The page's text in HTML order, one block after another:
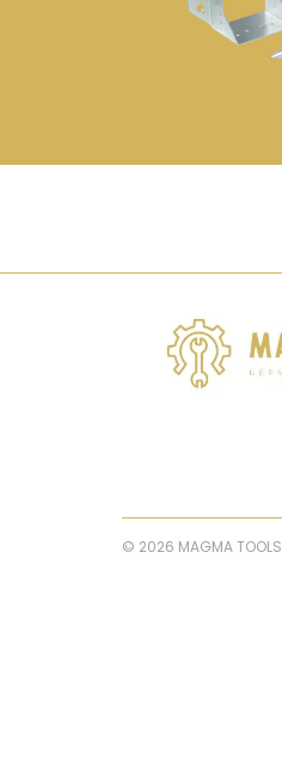
© 2026 MAGMA TOOLS